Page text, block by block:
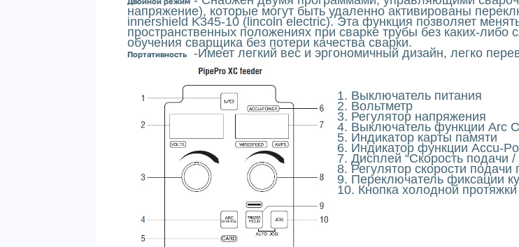
напряжение), которые могут быть удаленно активированы
innershield K345-10 (lincoln electric). Эта функция позволяет
пространственных положениях при сварке трубы без каких-
обучения сварщика без потери качества сварки.
Портативность -Имеет легкий вес и эргономичный дизайн, легко
1. Выключатель питания
2. Вольтметр
3. Регулятор напряжения
4. Выключатель функции Arc
5. Индикатор карты памяти
6. Индикатор функции Accu-
7. Дисплей “Скорость подачи /
8. Регулятор скорости подачи
9. Переключатель фиксации
10. Кнопка холодной